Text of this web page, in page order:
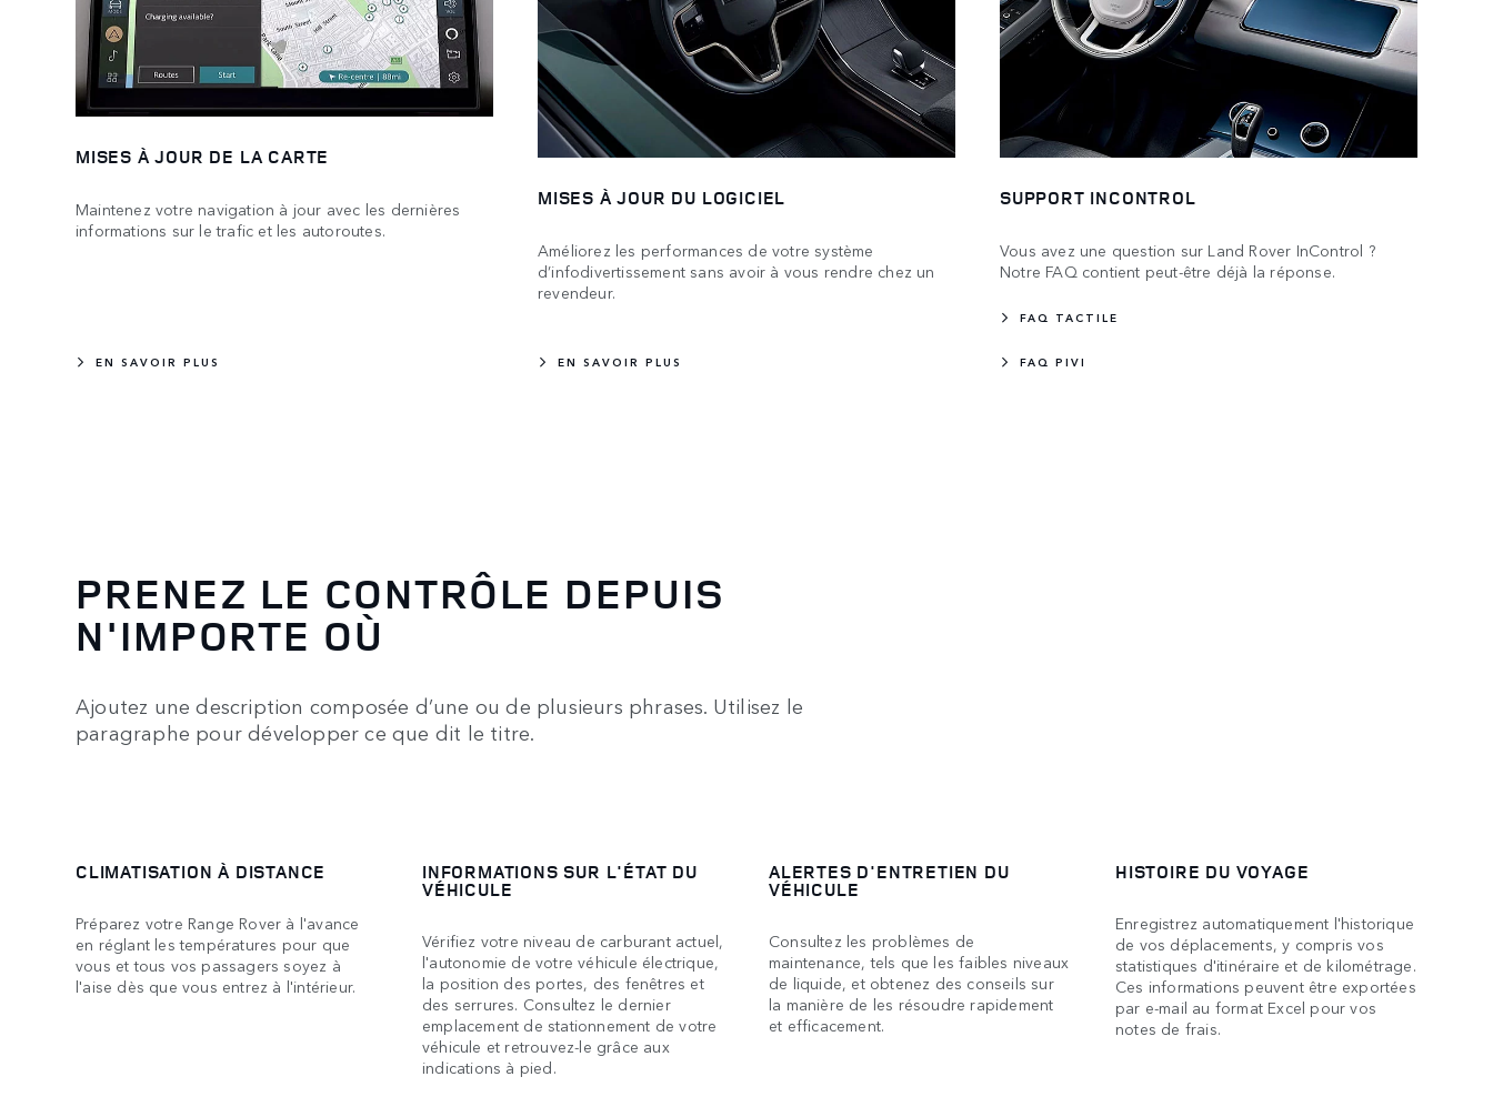
MISES À JOUR DE LA CARTE
Maintenez votre navigation à jour avec les dernières
informations sur le trafic et les autoroutes.
EN SAVOIR PLUS
MISES À JOUR DU LOGICIEL
Améliorez les performances de votre système
d’infodivertissement sans avoir à vous rendre chez un
revendeur.
EN SAVOIR PLUS
SUPPORT INCONTROL
Vous avez une question sur Land Rover InControl ?
Notre FAQ contient peut-être déjà la réponse.
FAQ TACTILE
FAQ PIVI
PRENEZ LE CONTRÔLE DEPUIS
N'IMPORTE OÙ
Ajoutez une description composée d’une ou de plusieurs phrases. Utilisez le
paragraphe pour développer ce que dit le titre.
CLIMATISATION À DISTANCE
Préparez votre Range Rover à l'avance
en réglant les températures pour que
vous et tous vos passagers soyez à
l'aise dès que vous entrez à l'intérieur.
INFORMATIONS SUR L'ÉTAT DU
VÉHICULE
Vérifiez votre niveau de carburant actuel,
l'autonomie de votre véhicule électrique,
la position des portes, des fenêtres et
des serrures. Consultez le dernier
emplacement de stationnement de votre
véhicule et retrouvez-le grâce aux
indications à pied.
ALERTES D'ENTRETIEN DU
VÉHICULE
Consultez les problèmes de
maintenance, tels que les faibles niveaux
de liquide, et obtenez des conseils sur
la manière de les résoudre rapidement
et efficacement.
HISTOIRE DU VOYAGE
Enregistrez automatiquement l'historique
de vos déplacements, y compris vos
statistiques d'itinéraire et de kilométrage.
Ces informations peuvent être exportées
par e-mail au format Excel pour vos
notes de frais.